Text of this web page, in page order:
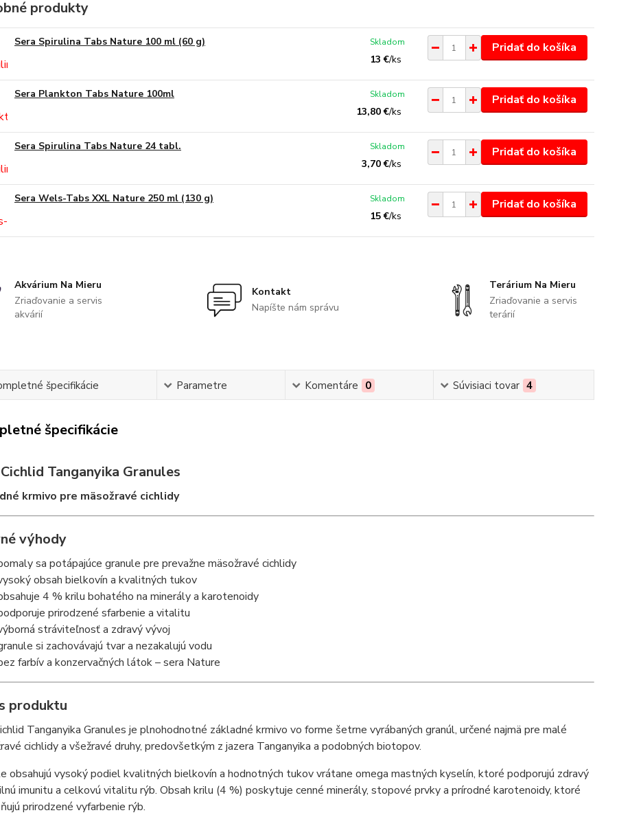
produkty
Sera Spirulina Tabs Nature 100 ml (60 g)
13 €/ks
Skladom Pridať do košíka
Sera Plankton Tabs Nature 100ml
13,80 €/ks
Skladom Pridať do košíka
Sera Spirulina Tabs Nature 24 tabl.
3,70 €/ks
Skladom Pridať do košíka
Sera Wels-Tabs XXL Nature 250 ml (130 g)
15 €/ks
Skladom Pridať do košíka
Akvárium Na Mieru
Zriaďovanie a servis
akvárií
Kontakt
Napíšte nám správu
Terárium Na Mieru
Zriaďovanie a servis
terárií
špecifikácie Parametre Komentáre 0 Súvisiaci tovar 4
špecifikácie
Tanganyika Granules
krmivo pre mäsožravé cichlidy
výhody
sa potápajúce granule pre prevažne mäsožravé cichlidy
obsah bielkovín a kvalitných tukov
4 % krilu bohatého na minerály a karotenoidy
prirodzené sfarbenie a vitalitu
stráviteľnosť a zdravý vývoj
si zachovávajú tvar a nezakalujú vodu
farbív a konzervačných látok – sera Nature
produktu
Tanganyika Granules je plnohodnotné základné krmivo vo forme šetrne vyrábaných granúl, určené najmä pre malé
cichlidy a všežravé druhy, predovšetkým z jazera Tanganyika a podobných biotopov.
obsahujú vysoký podiel kvalitných bielkovín a hodnotných tukov vrátane omega mastných kyselín, ktoré podporujú zdravý
imunitu a celkovú vitalitu rýb. Obsah krilu (4 %) poskytuje cenné minerály, stopové prvky a prírodné karotenoidy, ktoré
prirodzené vyfarbenie rýb.